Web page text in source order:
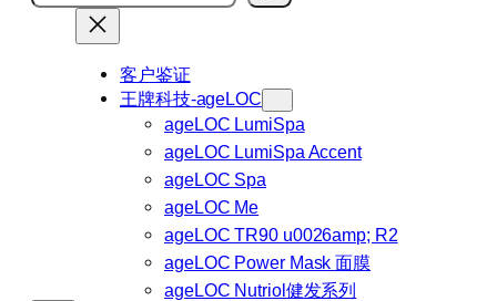
索
客户鉴证
王牌科技-ageLOC
ageLOC LumiSpa
ageLOC LumiSpa Accent
ageLOC Spa
ageLOC Me
ageLOC TR90 u0026amp; R2
ageLOC Power Mask 面膜
ageLOC Nutriol健发系列